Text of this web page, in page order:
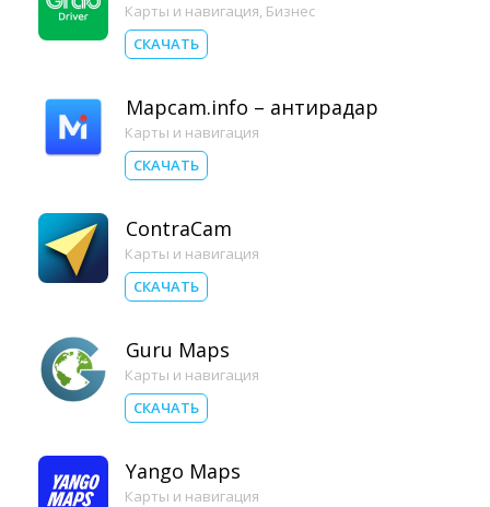
Карты и навигация, Бизнес
СКАЧАТЬ
Mapcam.info – антирадар
Карты и навигация
СКАЧАТЬ
ContraCam
Карты и навигация
СКАЧАТЬ
Guru Maps
Карты и навигация
СКАЧАТЬ
Yango Maps
Карты и навигация